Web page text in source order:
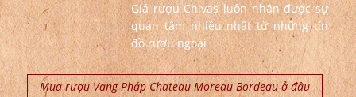
Giá rượu Chivas luôn nhận được sự
quan tâm nhiều nhất từ những tín
đồ rượu ngoại
Mua rượu Vang Pháp Chateau Moreau Bordeau ở đâu